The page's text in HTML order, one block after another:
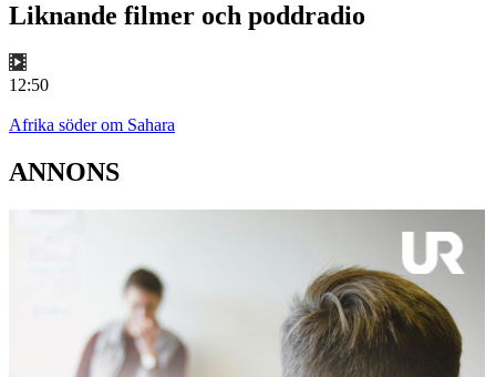
Liknande filmer och poddradio
12:50
Afrika söder om Sahara
ANNONS